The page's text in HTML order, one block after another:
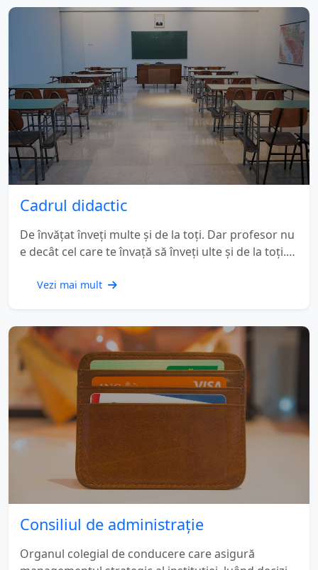
Cadrul didactic
De învățat înveți multe și de la toți. Dar profesor nu
e decât cel care te învață să înveți ulte și de la toți.
Vezi mai mult
Consiliul de administrație
Organul colegial de conducere care asigură